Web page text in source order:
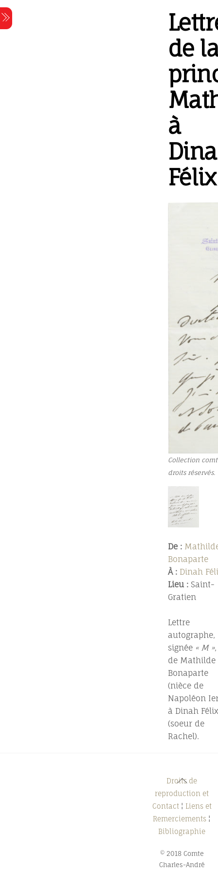
Skip
to
content
de
à
Félix
Collection
droits réservés.
De :
Bonaparte
À : Dinah
Lieu : Saint-
Gratien
Lettre
autographe,
signée « M »,
de Mathilde
Bonaparte
(nièce de
Napoléon
à Dinah Félix
(soeur de
Rachel).
Back
To
Top
Droits de
reproduction et
Contact¦ Liens et
Remerciements ¦
Bibliographie
© 2018 Comte
Charles-André